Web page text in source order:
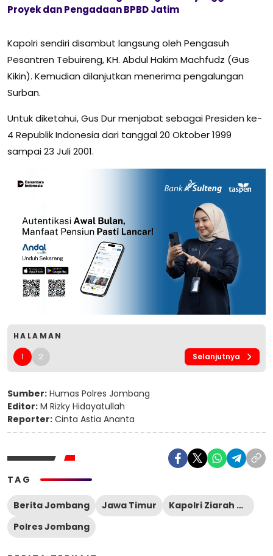
Proyek dan Pengadaan BPBD Jatim
Kapolri sendiri disambut langsung oleh Pengasuh
Pesantren Tebuireng, KH. Abdul Hakim Machfudz (Gus
Kikin). Kemudian dilanjutkan menerima pengalungan
Surban.
Untuk diketahui, Gus Dur menjabat sebagai Presiden ke-
4 Republik Indonesia dari tanggal 20 Oktober 1999
sampai 23 Juli 2001.
HALAMAN
1 2 Selanjutnya
Sumber: Humas Polres Jombang
Editor: M Rizky Hidayatullah
Reporter: Cinta Astia Ananta
TAG
Berita Jombang Jawa Timur
Kapolri Ziarah Maqom Gus Dur
Polres Jombang